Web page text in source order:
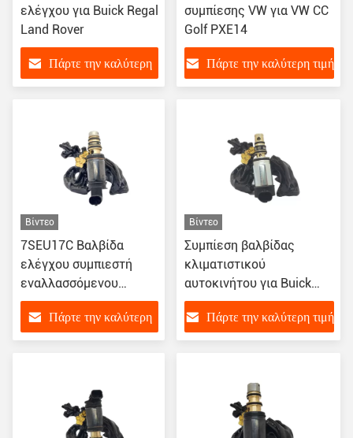
ελέγχου για Buick Regal
Land Rover
Πάρτε την καλύτερη
συμπίεσης VW για VW CC
Golf PXE14
Πάρτε την καλύτερη τιμή
Βίντεο
7SEU17C Βαλβίδα
ελέγχου συμπιεστή
εναλλασσόμενου
ρεύματος αυτοκινήτου
για την Cadillac ATS
Πάρτε την καλύτερη
Βίντεο
Συμπίεση βαλβίδας
κλιματιστικού
αυτοκινήτου για Buick
Cruze Verano
Πάρτε την καλύτερη τιμή